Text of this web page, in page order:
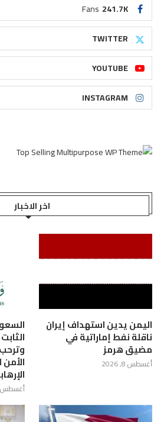
241.7K
Fans
TWITTER
YOUTUBE
INSTAGRAM
اخر الاخبار
اليمن يدين استهداف إيران
ناقلة نفط إماراتية في
مضيق هرمز
أغسطس 8, 2026
أغسطس 8, 2026